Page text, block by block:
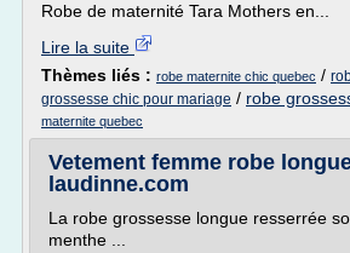
Robe de maternité Tara Mothers en...
Lire la suite
Thèmes liés : robe maternite chic quebec /
grossesse chic pour mariage / robe
maternite quebec
Vetement femme robe
laudinne.com
La robe grossesse longue resserrée
menthe ...